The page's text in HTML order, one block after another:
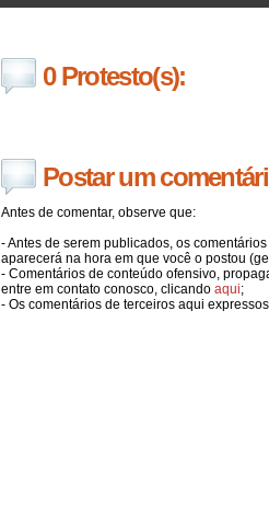
0 Protesto(s):
Postar um
Antes de comentar, observe que:
- Antes de serem publicados, os
aparecerá na hora em que você o postou
- Comentários de conteúdo ofensivo,
entre em contato conosco, clicando aqui;
- Os comentários de terceiros aqui